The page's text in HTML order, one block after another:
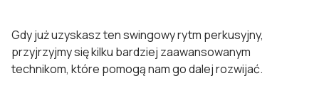
Gdy już uzyskasz ten swingowy rytm perkusyjny,
przyjrzyjmy się kilku bardziej zaawansowanym
technikom, które pomogą nam go dalej rozwijać.